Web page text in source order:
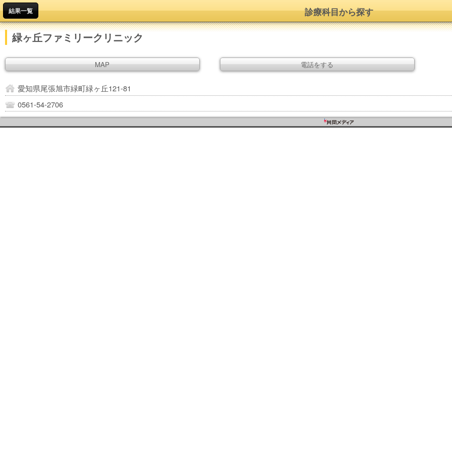
結果一覧 診療科目から探す
緑ヶ丘ファミリークリニック
MAP 電話をする
愛知県尾張旭市緑町緑ヶ丘121-81
0561-54-2706